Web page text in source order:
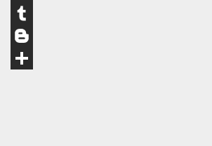
LinkedIn
Tumblr
Blogger